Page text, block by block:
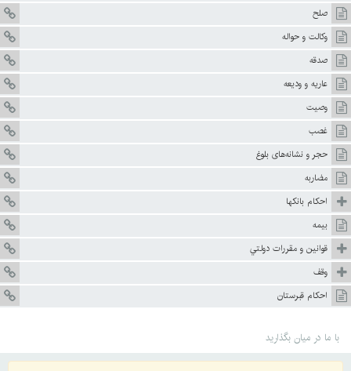
صلح
وكالت و حواله
صدقه
عاريه و وديعه
وصيت
غصب
حجر و نشانه‌هاى بلوغ
مضاربه
احكام بانكها
بيمه
قوانين و مقررات دولتي
وقف
احكام قبرستان
با ما در میان بگذارید